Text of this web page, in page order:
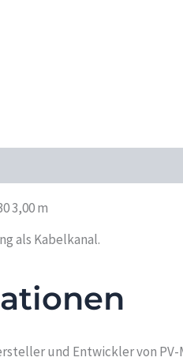
3,00 m
als Kabelkanal.
und Entwickler von